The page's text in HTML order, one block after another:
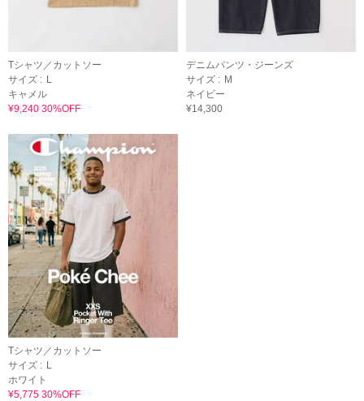
Tシャツ／カットソー
サイズ : L
キャメル
¥9,240 30%OFF
デニムパンツ・ジーンズ
サイズ : M
ネイビー
¥14,300
Tシャツ／カットソー
サイズ : L
ホワイト
¥5,775 30%OFF